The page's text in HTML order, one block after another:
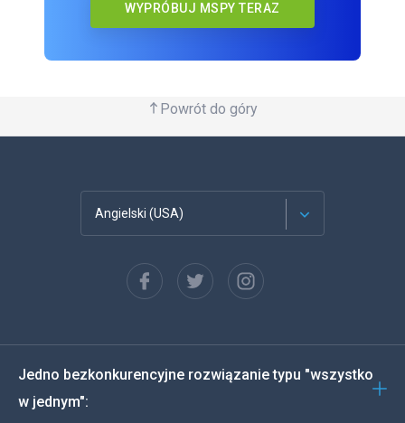
WYPRÓBUJ MSPY TERAZ
Powrót do góry
Angielski (USA)
Español
Deutsch
Jedno bezkonkurencyjne rozwiązanie typu "wszystko
w jednym":